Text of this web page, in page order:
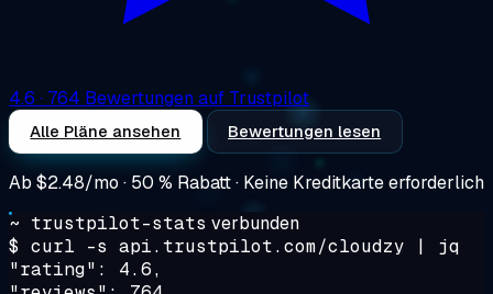
4.6 · 764 Bewertungen auf Trustpilot
Alle Pläne ansehen Bewertungen lesen
Ab $2.48/mo · 50 % Rabatt · Keine Kreditkarte erforderlich
~ trustpilot-stats verbunden
$ curl -s api.trustpilot.com/cloudzy | jq
"rating": 4.6,